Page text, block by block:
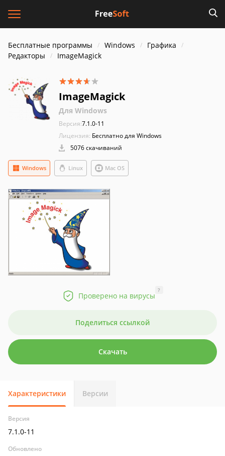
Бесплатные программы Windows
Графика
Редакторы
ImageMagick
ImageMagick
Для Windows
Версия:7.1.0-11
Лицензия: Бесплатно для Windows
5076 скачиваний
Windows Linux Mac OS
Проверено на вирусы
?
Поделиться ссылкой
Скачать
Характеристики Версии
Версия
7.1.0-11
Обновлено